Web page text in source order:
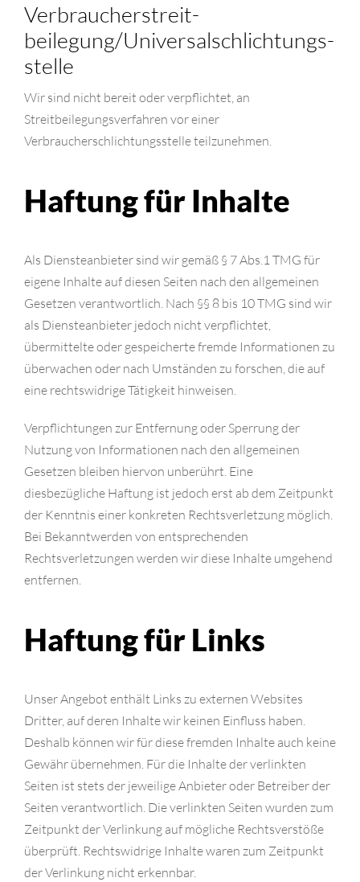
Verbraucher­streit­
beilegung/Universal­schlichtungs­
stelle
Wir sind nicht bereit oder verpflichtet, an
Streitbeilegungsverfahren vor einer
Verbraucherschlichtungsstelle teilzunehmen.
Haftung für Inhalte
Als Diensteanbieter sind wir gemäß § 7 Abs.1 TMG für
eigene Inhalte auf diesen Seiten nach den allgemeinen
Gesetzen verantwortlich. Nach §§ 8 bis 10 TMG sind wir
als Diensteanbieter jedoch nicht verpflichtet,
übermittelte oder gespeicherte fremde Informationen zu
überwachen oder nach Umständen zu forschen, die auf
eine rechtswidrige Tätigkeit hinweisen.
Verpflichtungen zur Entfernung oder Sperrung der
Nutzung von Informationen nach den allgemeinen
Gesetzen bleiben hiervon unberührt. Eine
diesbezügliche Haftung ist jedoch erst ab dem Zeitpunkt
der Kenntnis einer konkreten Rechtsverletzung möglich.
Bei Bekanntwerden von entsprechenden
Rechtsverletzungen werden wir diese Inhalte umgehend
entfernen.
Haftung für Links
Unser Angebot enthält Links zu externen Websites
Dritter, auf deren Inhalte wir keinen Einfluss haben.
Deshalb können wir für diese fremden Inhalte auch keine
Gewähr übernehmen. Für die Inhalte der verlinkten
Seiten ist stets der jeweilige Anbieter oder Betreiber der
Seiten verantwortlich. Die verlinkten Seiten wurden zum
Zeitpunkt der Verlinkung auf mögliche Rechtsverstöße
überprüft. Rechtswidrige Inhalte waren zum Zeitpunkt
der Verlinkung nicht erkennbar.